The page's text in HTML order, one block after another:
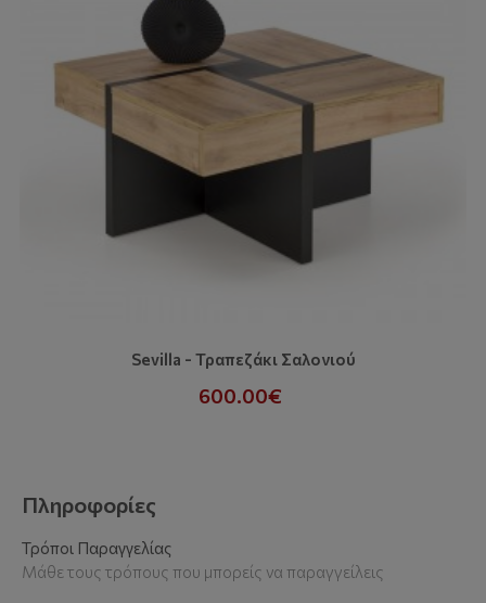
Sevilla - Τραπεζάκι Σαλονιού
600.00€
Πληροφορίες
Τρόποι Παραγγελίας
Μάθε τους τρόπους που μπορείς να παραγγείλεις